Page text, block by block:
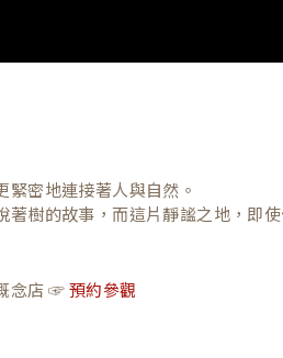
密地連接著人與自然。
樹的故事，而這片靜謐之地，即
念店 ☞ 預約參觀